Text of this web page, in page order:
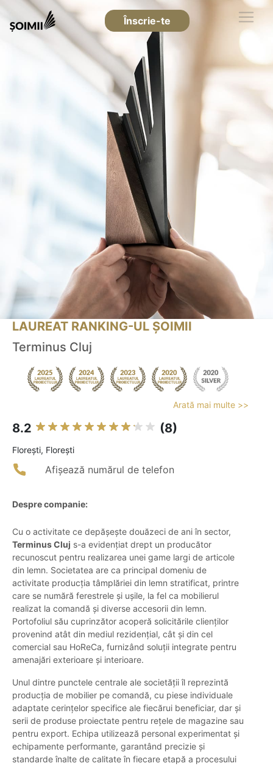
Înscrie-te
LAUREAT RANKING-UL ȘOIMII
Terminus Cluj
Arată mai multe >>
8.2 (8)
Floreşti, Florești
Afișează numărul de telefon
Despre companie:
Cu o activitate ce depășește douăzeci de ani în sector,
Terminus Cluj s-a evidențiat drept un producător
recunoscut pentru realizarea unei game largi de articole
din lemn. Societatea are ca principal domeniu de
activitate producția tâmplăriei din lemn stratificat, printre
care se numără ferestrele și ușile, la fel ca mobilierul
realizat la comandă și diverse accesorii din lemn.
Portofoliul său cuprinzător acoperă solicitările clienților
provenind atât din mediul rezidențial, cât și din cel
comercial sau HoReCa, furnizând soluții integrate pentru
amenajări exterioare și interioare.
Unul dintre punctele centrale ale societății îl reprezintă
producția de mobilier pe comandă, cu piese individuale
adaptate cerințelor specifice ale fiecărui beneficiar, dar și
serii de produse proiectate pentru rețele de magazine sau
pentru export. Echipa utilizează personal experimentat și
echipamente performante, garantând precizie și
standarde înalte de calitate în fiecare etapă a procesului